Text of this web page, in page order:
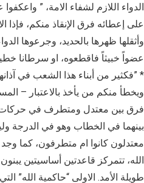
الدواء اللازم لشفاء الامة، ”
على إعطائه فرق الإنقاذ منكم، فإذا
وأثقلها ظهرها بالحديد، وجرعوها
عضواً خبيثاً فاقطعوه، او سرطانا
فكثير من أبناء هذا الشعب في آذانهم وقر، وفي عيونهم قذي” *
ويخطأ منكم من يأخذ بالاعتبار –
فرق بين معتدل ومتطرف في حركات
بينهما في الخطاب وهو في الدرجة
معتدلون كانوا ام متطرفون، كما
الله، تتمركز قاعدتين أساسيتين
طويلة الأمد. الاولى “حاكمية الله”